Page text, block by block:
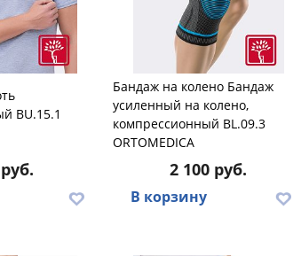
BU.15.1
Бандаж на колено Бандаж
усиленный на колено,
компрессионный BL.09.3
ORTOMEDICA
2 100 руб.
В корзину